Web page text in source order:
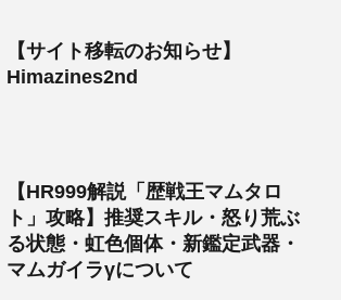
【サイト移転のお知らせ】
Himazines2nd
【HR999解説「歴戦王マムタロ
ト」攻略】推奨スキル・怒り荒ぶ
る状態・虹色個体・新鑑定武器・
マムガイラγについて